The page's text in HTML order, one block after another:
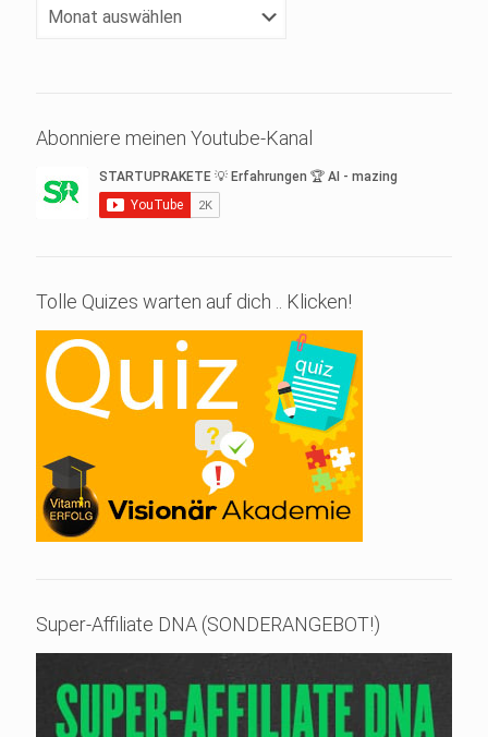
Abonniere meinen Youtube-Kanal
Tolle Quizes warten auf dich .. Klicken!
Super-Affiliate DNA (SONDERANGEBOT!)